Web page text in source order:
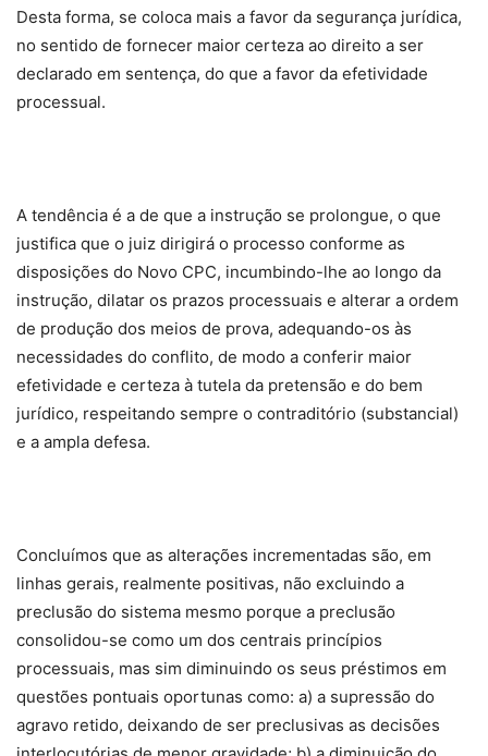
Desta forma, se coloca mais a favor da segurança jurídica,
no sentido de fornecer maior certeza ao direito a ser
declarado em sentença, do que a favor da efetividade
processual.
A tendência é a de que a instrução se prolongue, o que
justifica que o juiz dirigirá o processo conforme as
disposições do Novo CPC, incumbindo-lhe ao longo da
instrução, dilatar os prazos processuais e alterar a ordem
de produção dos meios de prova, adequando-os às
necessidades do conflito, de modo a conferir maior
efetividade e certeza à tutela da pretensão e do bem
jurídico, respeitando sempre o contraditório (substancial)
e a ampla defesa.
Concluímos que as alterações incrementadas são, em
linhas gerais, realmente positivas, não excluindo a
preclusão do sistema mesmo porque a preclusão
consolidou-se como um dos centrais princípios
processuais, mas sim diminuindo os seus préstimos em
questões pontuais oportunas como: a) a supressão do
agravo retido, deixando de ser preclusivas as decisões